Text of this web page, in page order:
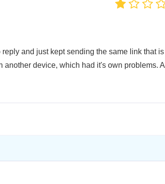
and just kept sending the same link that
another device, which had it's own problems.